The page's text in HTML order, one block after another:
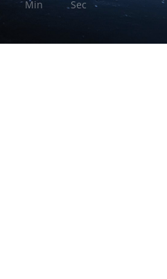
Min Sec